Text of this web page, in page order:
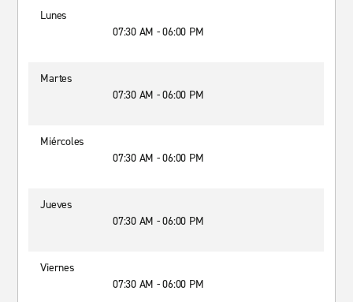
Lunes
07:30 AM - 06:00 PM
Martes
07:30 AM - 06:00 PM
Miércoles
07:30 AM - 06:00 PM
Jueves
07:30 AM - 06:00 PM
Viernes
07:30 AM - 06:00 PM